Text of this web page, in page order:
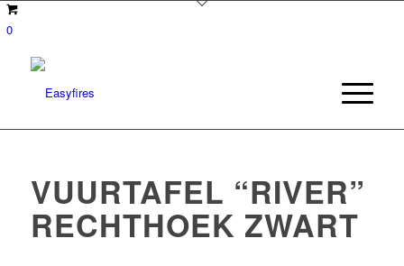
0
VUURTAFEL “RIVER”
RECHTHOEK ZWART